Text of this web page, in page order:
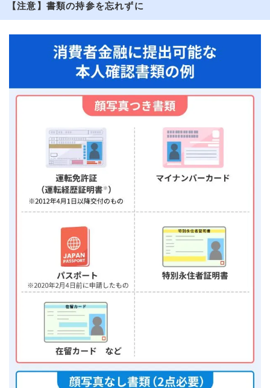
【注意】書類の持参を忘れずに